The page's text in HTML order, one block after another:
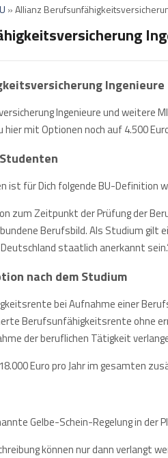
»Allianz
Ingenieure
Ingenieure und weitere
mit Optionen noch auf 4.500
ist für Dich folgende BU-Definition
zum Zeitpunkt der Prüfung der
Berufsbild. Als Studium gilt
staatlich anerkannt
nach dem Studium
bei Aufnahme einer
Berufsunfähigkeitsrente ohne
der beruflichen Tätigkeit
Euro pro Jahr im gesamten
Gelbe-Schein-Regelung in
können nur dann verlangt